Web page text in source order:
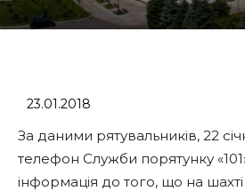
23.01.2018
За даними рятувальників, 22
телефон Служби порятунку
інформація до того, що на шахті